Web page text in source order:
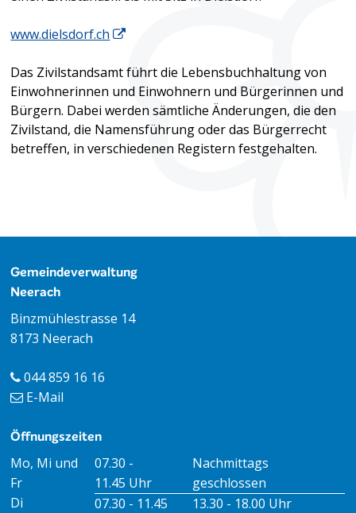
www.dielsdorf.ch
Das Zivilstandsamt führt die Lebensbuchhaltung von
Einwohnerinnen und Einwohnern und Bürgerinnen und
Bürgern. Dabei werden sämtliche Änderungen, die den
Zivilstand, die Namensführung oder das Bürgerrecht
betreffen, in verschiedenen Registern festgehalten.
Footer
Gemeindeverwaltung
Neerach
Binzmühlestrasse 14
8173 Neerach
044 859 16 16
E-Mail
Öffnungszeiten
Öffnungszeiten Vormittag Öffnungszeiten
Mo, Mi und
Fr
07.30 -
11.45 Uhr
Nachmittags
geschlossen
Di
07.30 - 11.45
13.30 - 18.00 Uhr